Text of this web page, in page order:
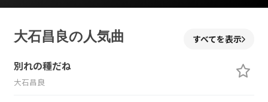
大石昌良の人気曲 すべてを表示
別れの種だね
大石昌良